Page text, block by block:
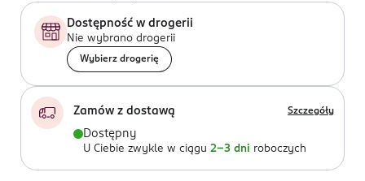
Dostępność w drogerii
Nie wybrano drogerii
Wybierz drogerię
Zamów z dostawą Szczegóły
Dostępny
U Ciebie zwykle w ciągu 2-3 dni roboczych